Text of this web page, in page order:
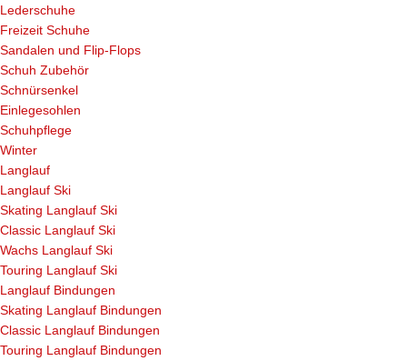
Lederschuhe
Freizeit Schuhe
Sandalen und Flip-Flops
Schuh Zubehör
Schnürsenkel
Einlegesohlen
Schuhpflege
Winter
Langlauf
Langlauf Ski
Skating Langlauf Ski
Classic Langlauf Ski
Wachs Langlauf Ski
Touring Langlauf Ski
Langlauf Bindungen
Skating Langlauf Bindungen
Classic Langlauf Bindungen
Touring Langlauf Bindungen